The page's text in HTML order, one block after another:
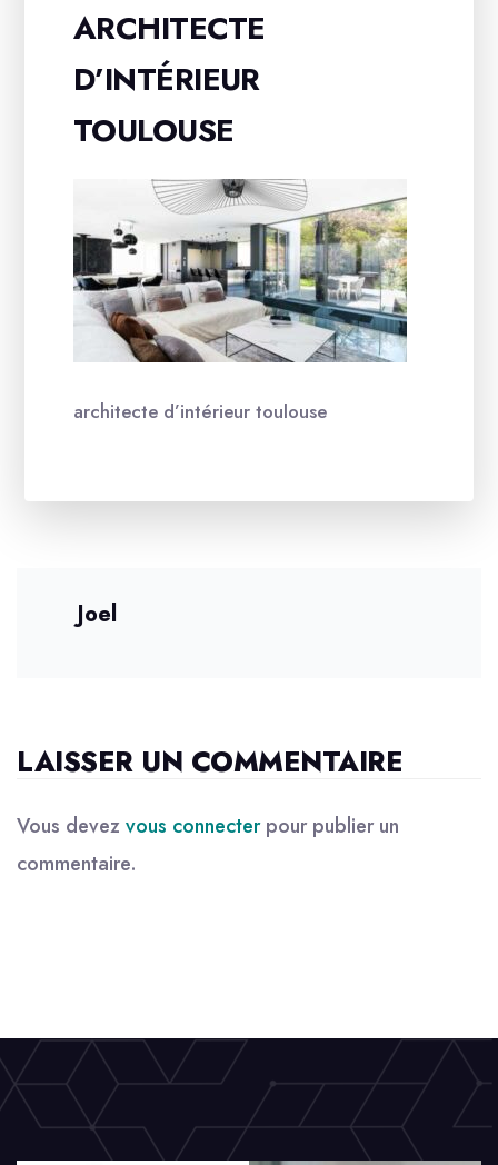
ARCHITECTE
D’INTÉRIEUR
TOULOUSE
architecte d’intérieur toulouse
Joel
LAISSER UN COMMENTAIRE
Vous devez vous connecterpour publier un
commentaire.